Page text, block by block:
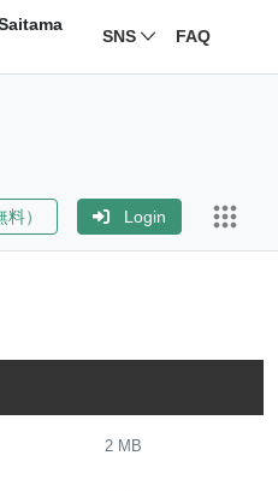
SNS FAQ
） Login
2 MB